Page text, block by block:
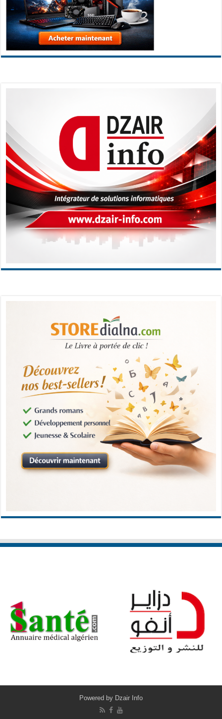
Powered by Dzair Info